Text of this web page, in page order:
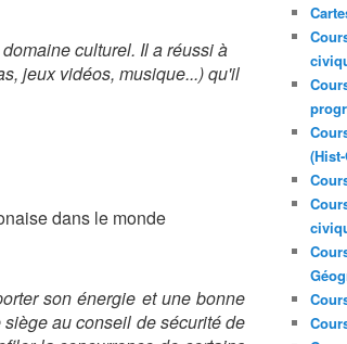
culturel. Il a réussi à
jeux vidéos, musique...) qu'il
dans le monde
son énergie et une bonne
au conseil de sécurité de